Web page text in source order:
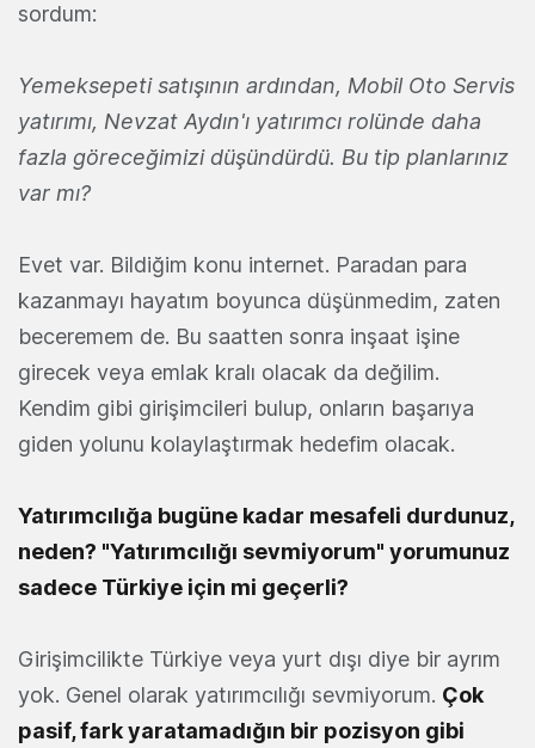
sordum:
Yemeksepeti satışının ardından, Mobil Oto Servis
yatırımı, Nevzat Aydın'ı yatırımcı rolünde daha
fazla göreceğimizi düşündürdü. Bu tip planlarınız
var mı?
Evet var. Bildiğim konu internet. Paradan para
kazanmayı hayatım boyunca düşünmedim, zaten
beceremem de. Bu saatten sonra inşaat işine
girecek veya emlak kralı olacak da değilim.
Kendim gibi girişimcileri bulup, onların başarıya
giden yolunu kolaylaştırmak hedefim olacak.
Yatırımcılığa bugüne kadar mesafeli durdunuz,
neden? "Yatırımcılığı sevmiyorum" yorumunuz
sadece Türkiye için mi geçerli?
Girişimcilikte Türkiye veya yurt dışı diye bir ayrım
yok. Genel olarak yatırımcılığı sevmiyorum. Çok
pasif, fark yaratamadığın bir pozisyon gibi